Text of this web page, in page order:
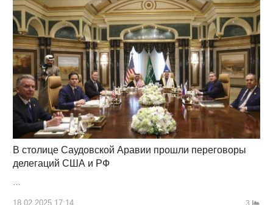
В столице Саудовской Аравии прошли переговоры
делегаций США и РФ
18.02.2025 17:14 3